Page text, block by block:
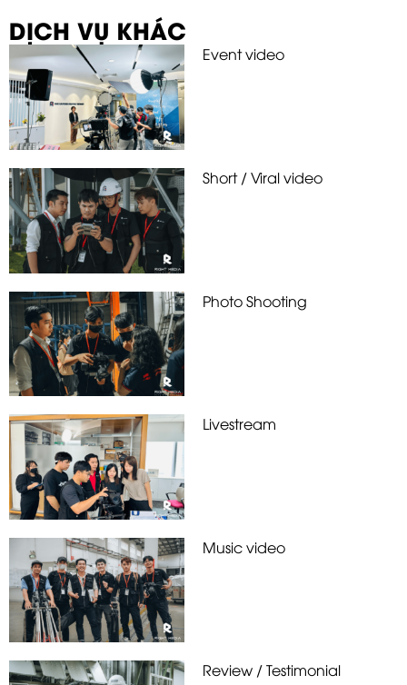
DỊCH VỤ KHÁC
Event video
Short / Viral video
Photo Shooting
Livestream
Music video
Review / Testimonial